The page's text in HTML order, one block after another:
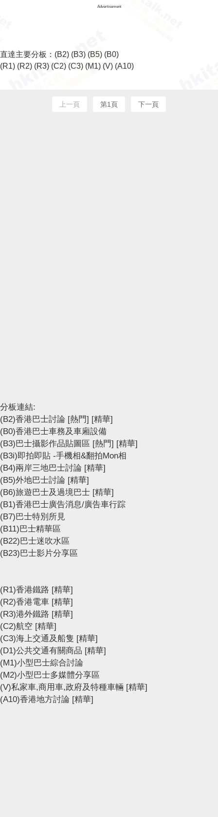
Advertisement
直達主要分板： (B2) (B3) (B5) (B0)
(R1) (R2) (R3) (C2) (C3) (M1) (V) (A10)
上一頁 第1頁 下一頁
分板連結:
(B2)香港巴士討論 [熱門] [精華]
(B0)香港巴士車務及車廂設備
(B3)巴士攝影作品貼圖區 [熱門] [精華]
(B3i)即拍即貼 -手機相&翻拍Mon相
(B4)兩岸三地巴士討論 [精華]
(B5)外地巴士討論 [精華]
(B6)旅遊巴士及過境巴士 [精華]
(B1)香港巴士廣告消息/廣告車行踪
(B7)巴士特別所見
(B11)巴士精華區
(B22)巴士迷吹水區
(B23)巴士影片分享區
(R1)香港鐵路 [精華]
(R2)香港電車 [精華]
(R3)港外鐵路 [精華]
(C2)航空 [精華]
(C3)海上交通及船隻 [精華]
(D1)公共交通有關商品 [精華]
(M1)小型巴士綜合討論
(M2)小型巴士多媒體分享區
(V)私家車,商用車,政府及特種車輛 [精華]
(A10)香港地方討論 [精華]